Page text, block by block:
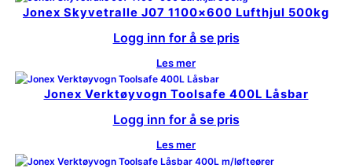
Jonex Skyvetralle J07 1100×600 Lufthjul 500kg
Logg inn for å se pris
Les mer
Jonex Verktøyvogn Toolsafe 400L Låsbar
Logg inn for å se pris
Les mer